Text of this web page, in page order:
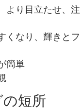
より目立たせ、注
くなり、輝きとフ
簡単
短所